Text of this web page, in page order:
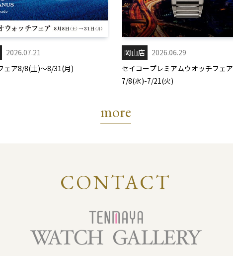
2026.07.21
ェア8/8(土)～8/31(月)
岡山店
2026.06.29
セイコープレミアムウオッチフェア
7/8(水)-7/21(火)
more
CONTACT